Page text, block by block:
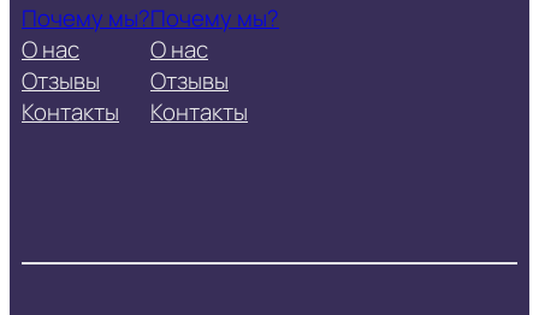
Почему мы?
О нас
Отзывы
Контакты
Почему мы?
О нас
Отзывы
Контакты